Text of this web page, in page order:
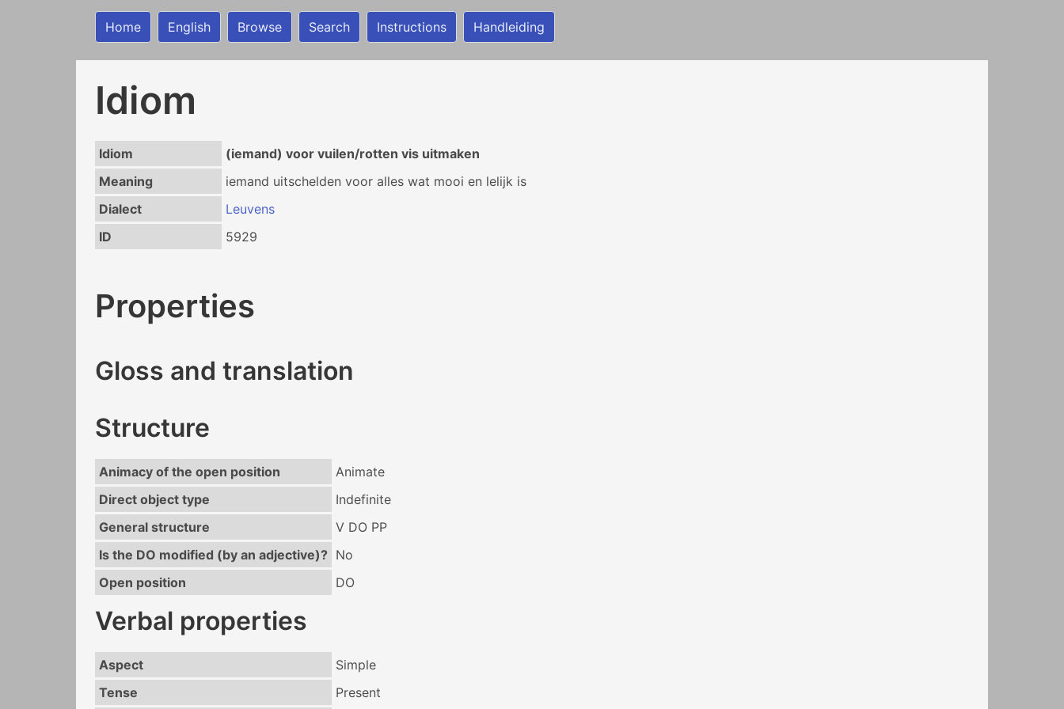
Home English Browse Search Instructions Handleiding
Idiom
Idiom
(iemand) voor vuilen/rotten vis uitmaken
Meaning
iemand uitschelden voor alles wat mooi en lelijk is
Dialect
Leuvens
ID
5929
Properties
Gloss and translation
Structure
Animacy of the open position
Animate
Direct object type
Indefinite
General structure
V DO PP
Is the DO modified (by an adjective)? No
Open position
DO
Verbal properties
Aspect
Simple
Tense
Present